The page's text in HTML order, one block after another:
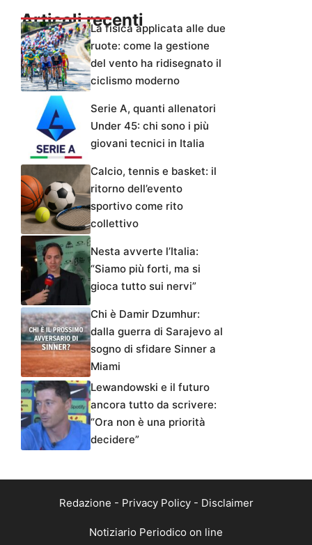
Articoli recentiLa fisica applicata alle due
ruote: come la gestione
del vento ha ridisegnato il
ciclismo moderno
Serie A, quanti allenatori
Under 45: chi sono i più
giovani tecnici in Italia
Calcio, tennis e basket: il
ritorno dell’evento
sportivo come rito
collettivo
Nesta avverte l’Italia:
“Siamo più forti, ma si
gioca tutto sui nervi”
Chi è Damir Dzumhur:
dalla guerra di Sarajevo al
sogno di sfidare Sinner a
Miami
Lewandowski e il futuro
ancora tutto da scrivere:
“Ora non è una priorità
decidere”
Redazione - Privacy Policy- Disclaimer
Notiziario Periodico on line